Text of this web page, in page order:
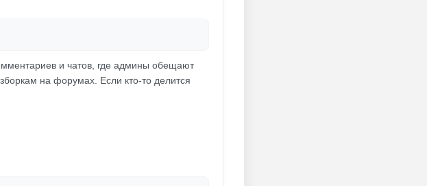
и чатов, где админы обещают
на форумах. Если кто-то делится